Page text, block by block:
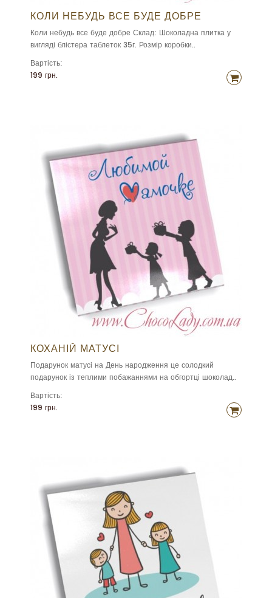
КОЛИ НЕБУДЬ ВСЕ БУДЕ ДОБРЕ
Коли небудь все буде добре Склад: Шоколадна плитка у
вигляді блістера таблеток 35г. Розмір коробки..
Вартість:
199 грн.
КОХАНІЙ МАТУСІ
Подарунок матусі на День народження це солодкий
подарунок із теплими побажаннями на обгортці шоколад..
Вартість:
199 грн.